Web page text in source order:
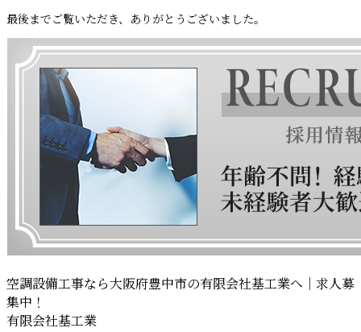
最後までご覧いただき、ありがとうございました。
空調設備工事なら大阪府豊中市の有限会社基工業へ｜求人募
集中！
有限会社基工業